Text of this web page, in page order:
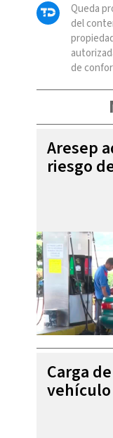
Queda
del
de
Aresep
riesgo
Carga
vehículo